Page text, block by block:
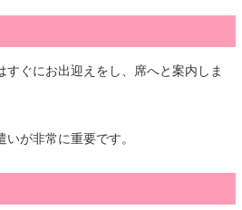
すぐにお出迎えをし、席へと案内しま
が非常に重要です。